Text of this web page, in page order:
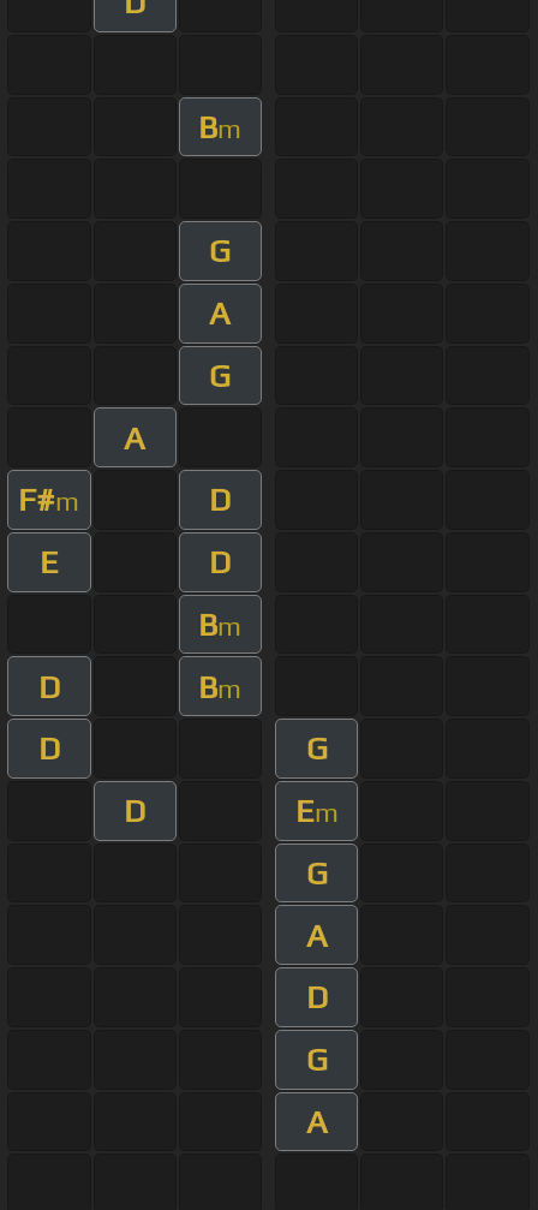
Bm
G
A
G
A
F#m
D
E
D
Bm
D Bm
D
G
D
Em
G
A
D
G
A